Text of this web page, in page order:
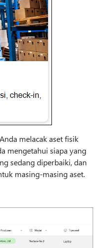
melacak aset fisik
mengetahui siapa yang
sedang diperbaiki, dan
masing-masing aset.